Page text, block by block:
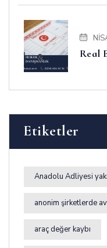
Real
Etiketler
Anadolu Adliyesi
anonim şirketlerde
araç değer kaybı